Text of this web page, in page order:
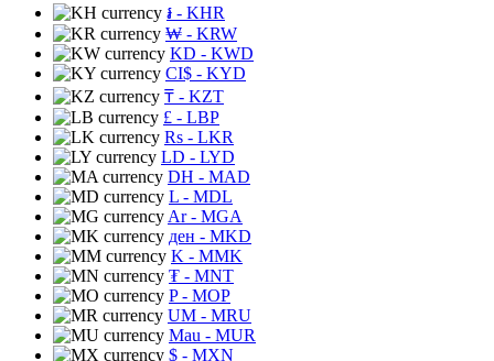
៛ - KHR
₩ - KRW
KD - KWD
CI$ - KYD
₸ - KZT
£ - LBP
Rs - LKR
LD - LYD
DH - MAD
L - MDL
Ar- MGA
ден - MKD
K - MMK
₮ - MNT
P- MOP
UM - MRU
Mau - MUR
$ - MXN